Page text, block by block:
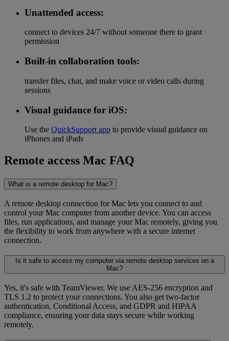
Unattended access:
connect to devices 24/7 without someone there to grant
permission
Built-in collaboration tools:
transfer files, chat, and make voice or video calls during
sessions
Visual guidance for iOS:
Use the QuickSupport app to provide visual guidance on
iPhones and iPads
Remote access Mac FAQ
What is a remote desktop for Mac?
A remote desktop connection for Mac lets you connect to and
control your Mac computer from another device. You can access
files, run applications, and manage your Mac remotely, giving you
the flexibility to work from anywhere with a secure internet
connection.
Is it safe to access my computer via remote desktop services on a
Mac?
Yes, it's safe with TeamViewer. We use AES-256 encryption and
TLS 1.2 to protect your connections. You also get two-factor
authentication, Conditional Access, and GDPR and HIPAA
compliance, ensuring your data stays secure while working
remotely.